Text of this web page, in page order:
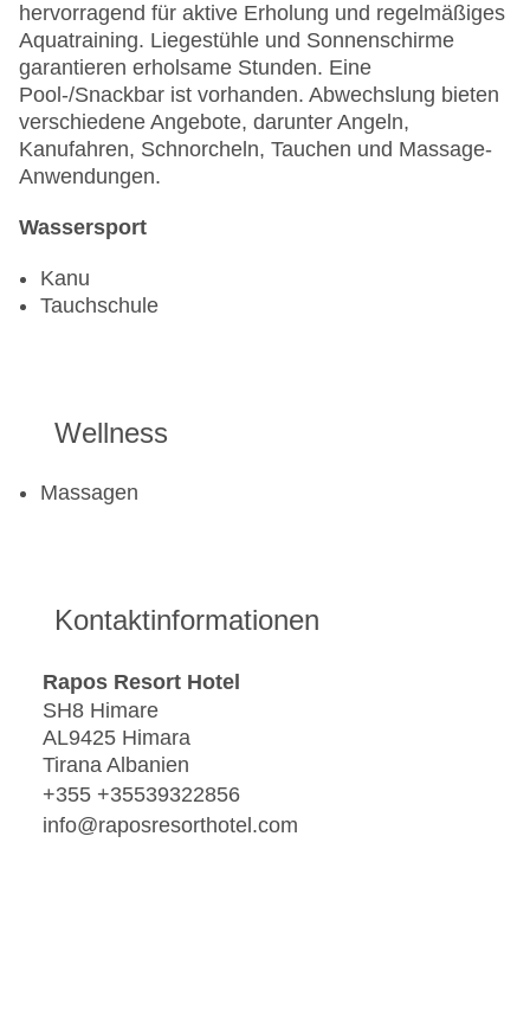
hervorragend für aktive Erholung und regelmäßiges
Aquatraining. Liegestühle und Sonnenschirme
garantieren erholsame Stunden. Eine
Pool-/Snackbar ist vorhanden. Abwechslung bieten
verschiedene Angebote, darunter Angeln,
Kanufahren, Schnorcheln, Tauchen und Massage-
Anwendungen.
Wassersport
Kanu
Tauchschule
Wellness
Massagen
Kontaktinformationen
Rapos Resort Hotel
SH8 Himare
AL9425 Himara
Tirana Albanien
+355 +35539322856
info@raposresorthotel.com